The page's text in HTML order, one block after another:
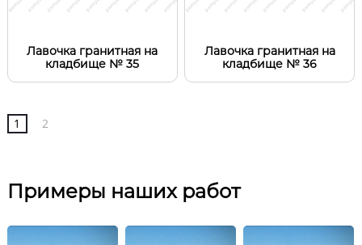
Лавочка гранитная на
кладбище № 35
Лавочка гранитная на
кладбище № 36
1 2
Примеры наших работ